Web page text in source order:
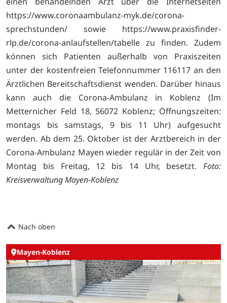
https://www.coronaambulanz-myk.de/corona-
sprechstunden/ sowie https://www.praxisfinder-
rlp.de/corona-anlaufstellen/tabelle zu finden. Zudem
können sich Patienten außerhalb von Praxiszeiten
unter der kostenfreien Telefonnummer 116117 an den
Ärztlichen Bereitschaftsdienst wenden. Darüber hinaus
kann auch die Corona-Ambulanz in Koblenz (Im
Metternicher Feld 18, 56072 Koblenz; Öffnungszeiten:
montags bis samstags, 9 bis 11 Uhr) aufgesucht
werden. Ab dem 25. Oktober ist der Arztbereich in der
Corona-Ambulanz Mayen wieder regulär in der Zeit von
Montag bis Freitag, 12 bis 14 Uhr, besetzt. Foto:
Kreisverwaltung Mayen-Koblenz
Nach oben
Mayen-Koblenz